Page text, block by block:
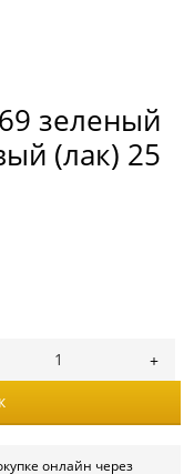
зеленый
(лак) 25
онлайн через